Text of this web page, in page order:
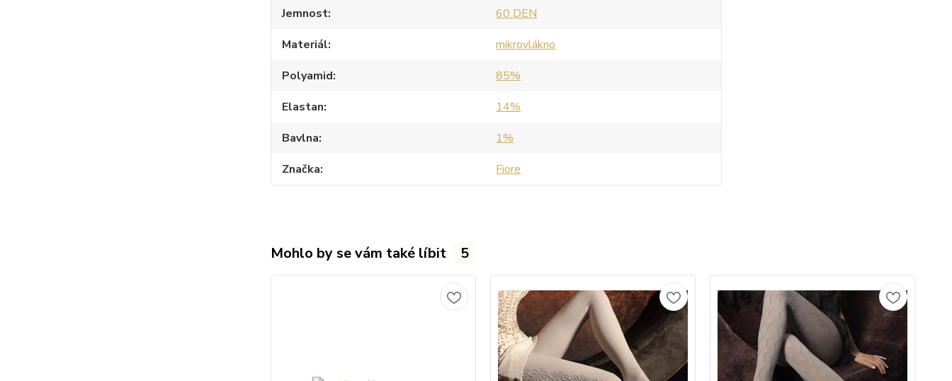
Jemnost
60 DEN
Materiál
mikrovlákno
Polyamid
85%
Elastan
14%
Bavlna
1%
Značka
Fiore
Mohlo by se vám také líbit 5